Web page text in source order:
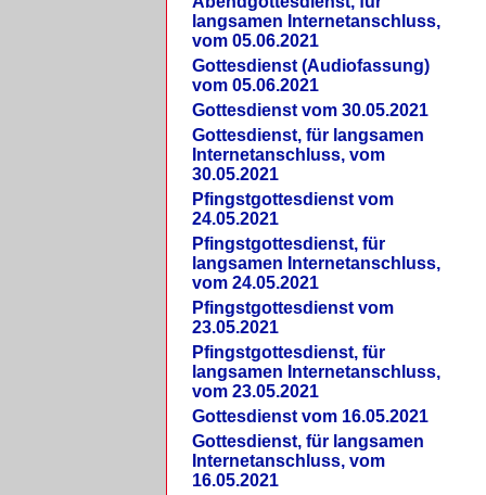
langsamen Internetanschluss,
vom 05.06.2021
Gottesdienst (Audiofassung)
vom 05.06.2021
Gottesdienst vom 30.05.2021
Gottesdienst, für langsamen
Internetanschluss, vom
30.05.2021
Pfingstgottesdienst vom
24.05.2021
Pfingstgottesdienst, für
langsamen Internetanschluss,
vom 24.05.2021
Pfingstgottesdienst vom
23.05.2021
Pfingstgottesdienst, für
langsamen Internetanschluss,
vom 23.05.2021
Gottesdienst vom 16.05.2021
Gottesdienst, für langsamen
Internetanschluss, vom
16.05.2021